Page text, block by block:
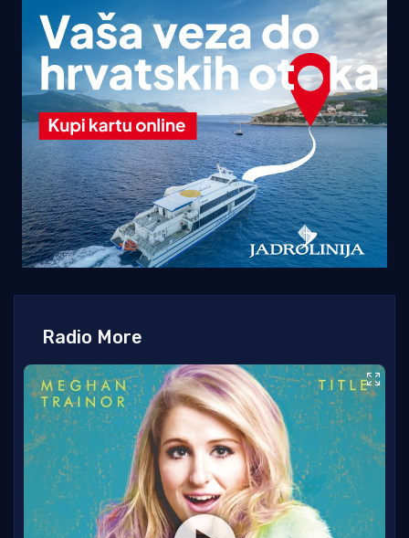
Radio More